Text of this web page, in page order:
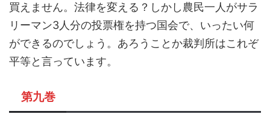
買えません。法律を変える？しかし農民一人がサラ
リーマン3人分の投票権を持つ国会で、いったい何
ができるのでしょう。あろうことか裁判所はこれぞ
平等と言っています。
第九巻